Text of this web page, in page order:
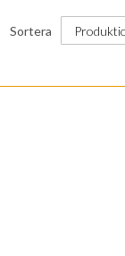
Sortera